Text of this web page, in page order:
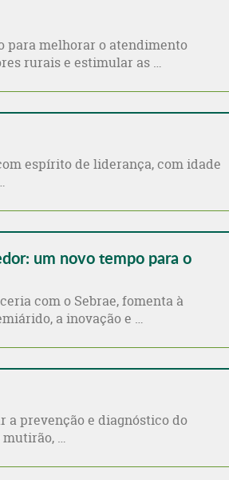
para melhorar o atendimento
rurais e estimular as …
espírito de liderança, com idade
um novo tempo para o
com o Sebrae, fomenta à
a inovação e …
a prevenção e diagnóstico do
…